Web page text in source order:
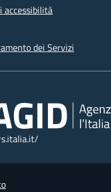
accessibilità
dei Servizi